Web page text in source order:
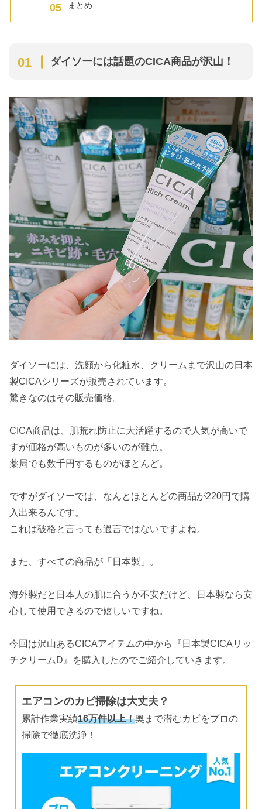
まとめ
ダイソーには話題のCICA商品が沢山！
ダイソーには、洗顔から化粧水、クリームまで沢山の日本
製CICAシリーズが販売されています。
驚きなのはその販売価格。
CICA商品は、肌荒れ防止に大活躍するので人気が高いで
すが価格が高いものが多いのが難点。
薬局でも数千円するものがほとんど。
ですがダイソーでは、なんとほとんどの商品が220円で購
入出来るんです。
これは破格と言っても過言ではないですよね。
また、すべての商品が「日本製」。
海外製だと日本人の肌に合うか不安だけど、日本製なら安
心して使用できるので嬉しいですね。
今回は沢山あるCICAアイテムの中から『日本製CICAリッ
チクリームD』を購入したのでご紹介していきます。
エアコンのカビ掃除は大丈夫？
累計作業実績16万件以上！奥まで潜むカビをプロの
掃除で徹底洗浄！